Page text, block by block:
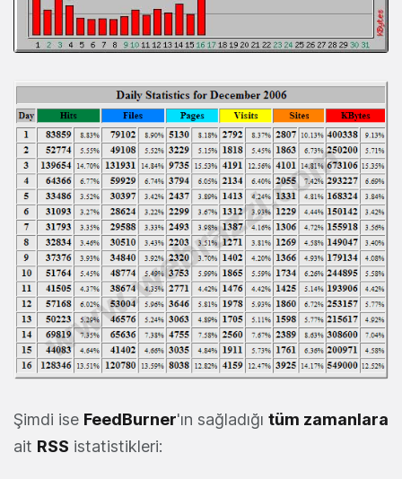
Şimdi ise FeedBurner'ın sağladığı tüm zamanlara
ait RSS istatistikleri: